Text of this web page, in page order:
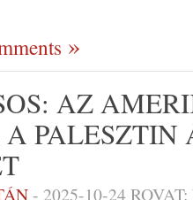
AZ
A
- 2025-10-24ROVAT: